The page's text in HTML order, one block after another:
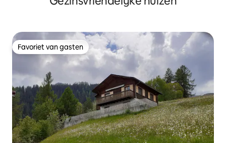
Favoriet van gasten
Favoriet van gasten